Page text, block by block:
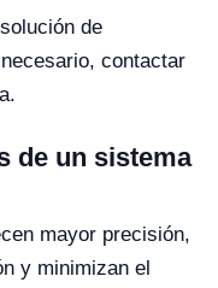
de
contactar
de un sistema
mayor precisión,
y minimizan el